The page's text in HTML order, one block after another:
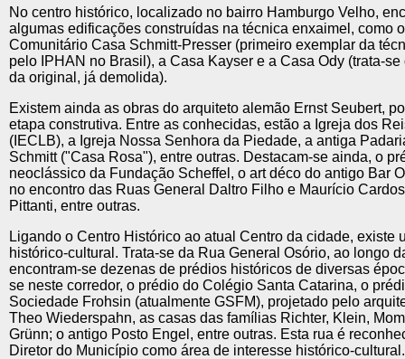
No centro histórico, localizado no bairro Hamburgo Velho,
algumas edificações construídas na técnica enxaimel, como
Comunitário Casa Schmitt-Presser (primeiro exemplar da
pelo IPHAN no Brasil), a Casa Kayser e a Casa Ody (trata-
da original, já demolida).
Existem ainda as obras do arquiteto alemão Ernst Seubert,
etapa construtiva. Entre as conhecidas, estão a Igreja dos
(IECLB), a Igreja Nossa Senhora da Piedade, a antiga
Schmitt ("Casa Rosa"), entre outras. Destacam-se ainda, o
neoclássico da Fundação Scheffel, o art déco do antigo Bar
no encontro das Ruas General Daltro Filho e Maurício
Pittanti, entre outras.
Ligando o Centro Histórico ao atual Centro da cidade, existe
histórico-cultural. Trata-se da Rua General Osório, ao longo
encontram-se dezenas de prédios históricos de diversas
se neste corredor, o prédio do Colégio Santa Catarina, o
Sociedade Frohsin (atualmente GSFM), projetado pelo
Theo Wiederspahn, as casas das famílias Richter, Klein,
Grünn; o antigo Posto Engel, entre outras. Esta rua é
Diretor do Município como área de interesse histórico-cultural.